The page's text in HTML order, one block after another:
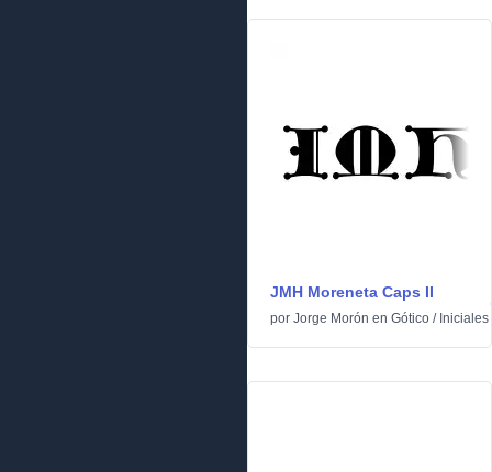
JMH Moreneta Caps II
por Jorge Morón en Gótico / Iniciales